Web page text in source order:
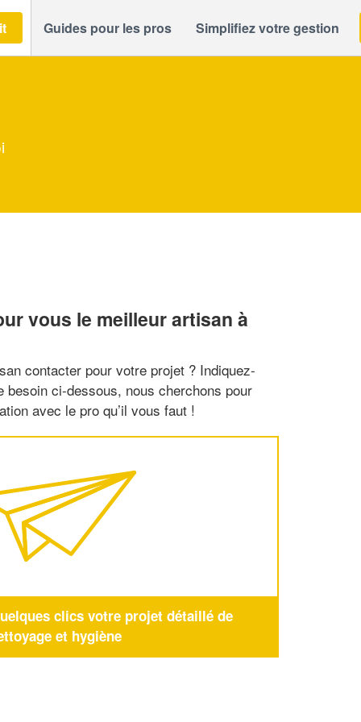
Guides pour les pros Simplifiez votre gestion
vous le meilleur artisan à
contacter pour votre projet ? Indiquez-
besoin ci-dessous, nous cherchons pour
avec le pro qu’il vous faut !
clics votre projet détaillé de
et hygiène